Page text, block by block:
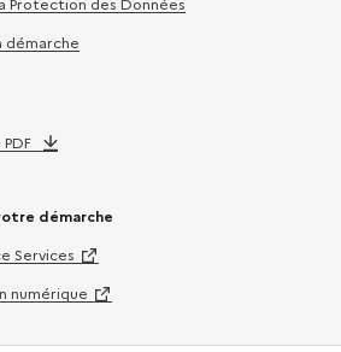
Protection des Données
démarche
démarche
Services
numérique